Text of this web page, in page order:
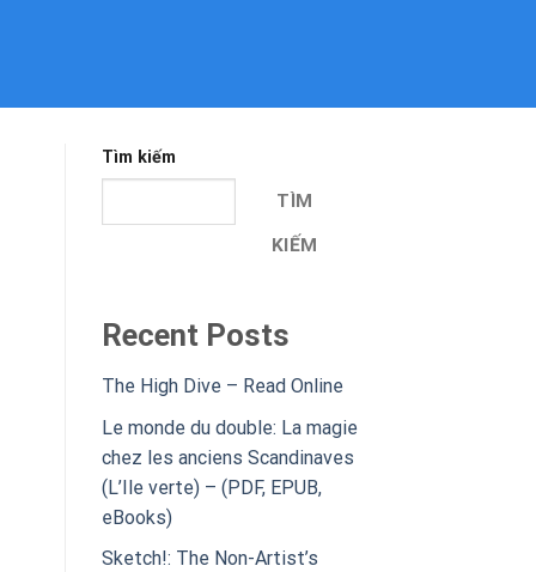
Tìm kiếm
TÌM
KIẾM
Recent Posts
The High Dive – Read Online
Le monde du double: La magie
chez les anciens Scandinaves
(L’Ile verte) – (PDF, EPUB,
eBooks)
Sketch!: The Non-Artist’s